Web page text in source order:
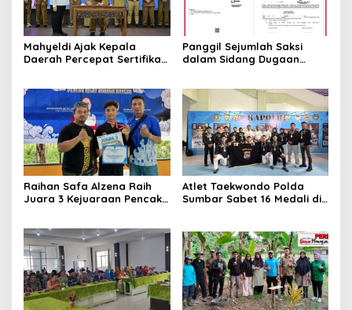
Mahyeldi Ajak Kepala
Daerah Percepat Sertifikasi
Nasional
Panggil Sejumlah Saksi
dalam Sidang Dugaan
Raihan Safa Alzena Raih
Juara 3 Kejuaraan Pencak
Atlet Taekwondo Polda
Sumbar Sabet 16 Medali di